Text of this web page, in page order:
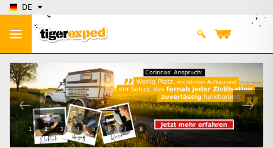
DE
1 2 3 4 5 6 7 8